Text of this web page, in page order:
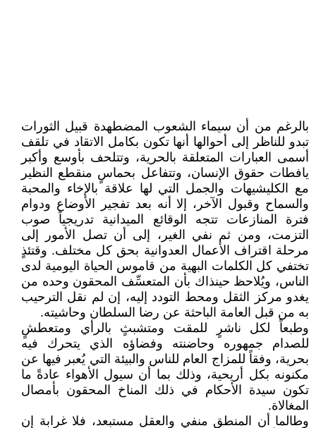
بالرغم من أن سيماء الشعوب المضطهدة قبيل الثورات
تبدو للناظر إلى أحوالها أنها تكون بكامل الاتقاد في تلقف
أسمى العبارات المتعلقة بالحرية، وتتلحف بأوسع وأكبر
يافطات حقوق الإنسان، وتتفاعل بحماسٍ منقطع النظير
مع الكليشيهات والجمل التي لها علاقة بالإخاء والمحبة
والسماح وقبول الآخر، إلا أنه بعد تفجير الأوضاع ودوام
فترة المنازعات تتجه الوقائع الميدانية تدريجياً صوب
التزمت، ومن ثم نفي الغير، إلى أن تصل الأمور إلى
مرحلة اقتراف الأعمال العدوانية بحق كل مختلف. وقتئذٍ
تختفي كل الكلمات البهية من قاموس الحياة اليومية لدى
الناس، ويُلاحظ حينذاك بأن المتعسِّف المحقون وحده من
يغدو مركز الثقل ومحط التودد إليه، إن لم نقل الترحيب
به من قبل العامة الباحثة عن رضا السلطان وحاشيته.
وطبعاً لكل ناشرٍ للمقت ومتشبثٍ بالرأي ومتعطشٍ
للصدام جمهوره وحاضنته وفضاؤه الذي يتحرك فيه
بحرية، وفقاً للمزاج العام للناس والبيئة التي يُعبر فيها عن
مكنونه بكل أريحية، وذلك بما أن سيول الأهواء عادةً ما
تكون سيدة الأحكام في ذلك المناخ المحقون بأمصال
المغالاة.
وطالما أن المنطق منفي والعقل مستبعد، فلا غرابة إن